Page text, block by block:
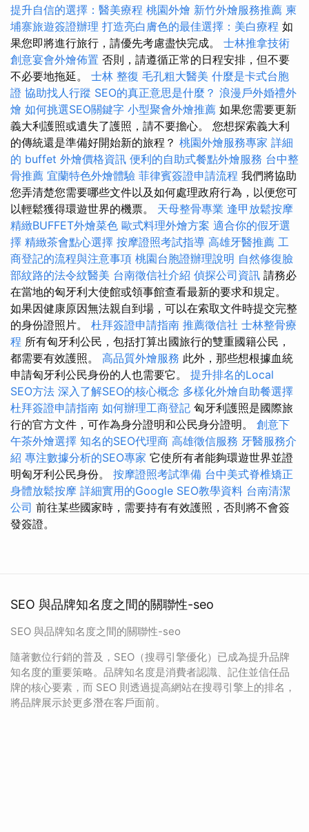
提升自信的選擇：醫美療程 桃園外燴 新竹外燴服務推薦 柬
埔寨旅遊簽證辦理 打造亮白膚色的最佳選擇：美白療程 如
果您即將進行旅行，請優先考慮盡快完成。 士林推拿技術
創意宴會外燴佈置 否則，請遵循正常的日程安排，但不要
不必要地拖延。 士林 整復 毛孔粗大醫美 什麼是卡式台胞
證 協助找人行蹤 SEO的真正意思是什麼？ 浪漫戶外婚禮外
燴 如何挑選SEO關鍵字 小型聚會外燴推薦 如果您需要更新
義大利護照或遺失了護照，請不要擔心。 您想探索義大利
的傳統還是準備好開始新的旅程？ 桃園外燴服務專家 詳細
的 buffet 外燴價格資訊 便利的自助式餐點外燴服務 台中整
骨推薦 宜蘭特色外燴體驗 菲律賓簽證申請流程 我們將協助
您弄清楚您需要哪些文件以及如何處理政府行為，以便您可
以輕鬆獲得環遊世界的機票。 天母整骨專業 逢甲放鬆按摩
精緻BUFFET外燴菜色 歐式料理外燴方案 適合你的假牙選
擇 精緻茶會點心選擇 按摩證照考試指導 高雄牙醫推薦 工
商登記的流程與注意事項 桃園台胞證辦理說明 自然修復臉
部紋路的法令紋醫美 台南徵信社介紹 偵探公司資訊 請務必
在當地的匈牙利大使館或領事館查看最新的要求和規定。
如果因健康原因無法親自到場，可以在索取文件時提交完整
的身份證照片。 杜拜簽證申請指南 推薦徵信社 士林整骨療
程 所有匈牙利公民，包括打算出國旅行的雙重國籍公民，
都需要有效護照。 高品質外燴服務 此外，那些想根據血統
申請匈牙利公民身份的人也需要它。 提升排名的Local
SEO方法 深入了解SEO的核心概念 多樣化外燴自助餐選擇
杜拜簽證申請指南 如何辦理工商登記 匈牙利護照是國際旅
行的官方文件，可作為身分證明和公民身分證明。 創意下
午茶外燴選擇 知名的SEO代理商 高雄徵信服務 牙醫服務介
紹 專注數據分析的SEO專家 它使所有者能夠環遊世界並證
明匈牙利公民身份。 按摩證照考試準備 台中美式脊椎矯正
身體放鬆按摩 詳細實用的Google SEO教學資料 台南清潔
公司 前往某些國家時，需要持有有效護照，否則將不會簽
發簽證。
SEO 與品牌知名度之間的關聯性-seo
SEO 與品牌知名度之間的關聯性-seo
隨著數位行銷的普及，SEO（搜尋引擎優化）已成為提升品牌
知名度的重要策略。品牌知名度是消費者認識、記住並信任品
牌的核心要素，而 SEO 則透過提高網站在搜尋引擎上的排名，
將品牌展示於更多潛在客戶面前。